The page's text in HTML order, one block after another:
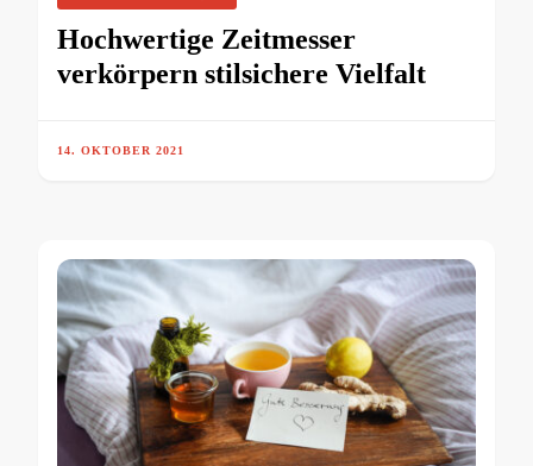
Hochwertige Zeitmesser
verkörpern stilsichere Vielfalt
14. OKTOBER 2021